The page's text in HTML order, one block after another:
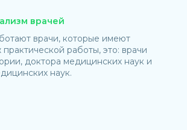
врачей
врачи, которые имеют
работы, это: врачи
доктора медицинских наук и
наук.